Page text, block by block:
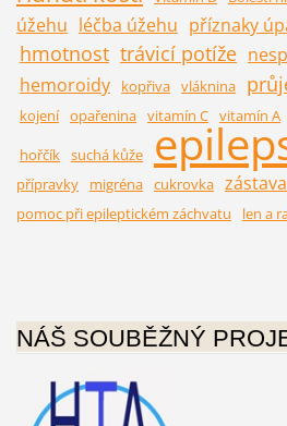
úžehu léčba úžehu příznaky
hmotnost trávicí potíže
hemoroidy kopřiva vláknina
kojení opařenina vitamín C vitamín A
hořčík suchá kůže
přípravky
migréna cukrovka
pomoc při epileptickém záchvatu
len a
NÁŠ SOUBĚŽNÝ